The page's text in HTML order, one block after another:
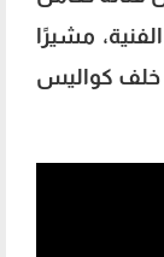
مشيرًا
خلف كواليس